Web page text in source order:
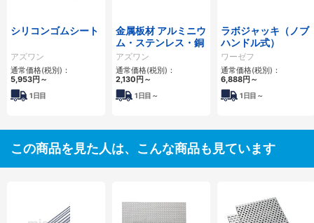
シリコンゴムシート
アズワン
通常価格(税別)：
5,953円 ～
1日目
金属板材 アルミニウ
ム・ステンレス・銅
アズワン
通常価格(税別)：
2,130円 ～
1日目～
ラボジャッキ（ノブ
ハンドル式）
ワーゼフ
通常価格(税別)：
6,888円 ～
1日目～
この商品を見た人は、こんな商品も見ています